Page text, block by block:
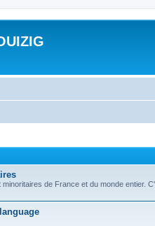
de France et du monde entier.